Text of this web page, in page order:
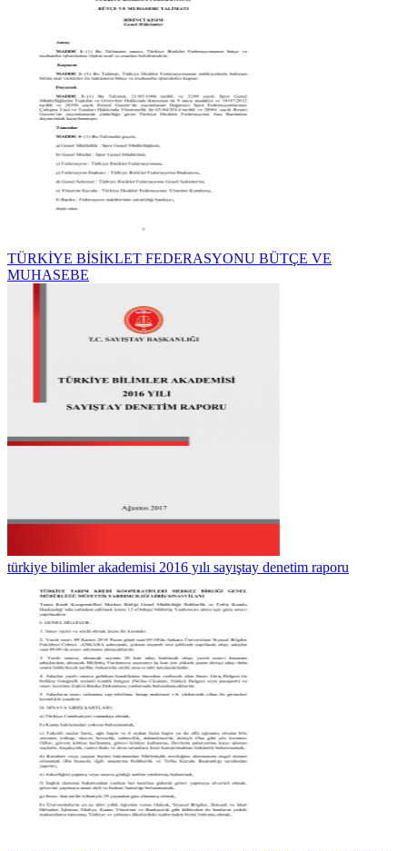
TÜRKİYE BİSİKLET FEDERASYONU BÜTÇE VE
MUHASEBE
türkiye bilimler akademisi 2016 yılı sayıştay denetim raporu